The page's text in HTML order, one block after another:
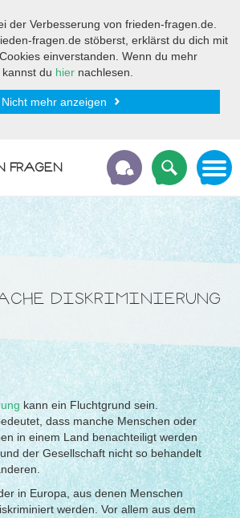
der Verbesserung von frieden-fragen.de.
fragen.de stöberst, erklärst du dich mit
einverstanden. Wenn du mehr
du hier nachlesen.
Nicht mehr anzeigen
FRAGEN
DISKRIMINIERUNG
kann ein Fluchtgrund sein.
dass manche Menschen oder
in einem Land benachteiligt werden
der Gesellschaft nicht so behandelt
in Europa, aus denen Menschen
werden. Vor allem aus dem